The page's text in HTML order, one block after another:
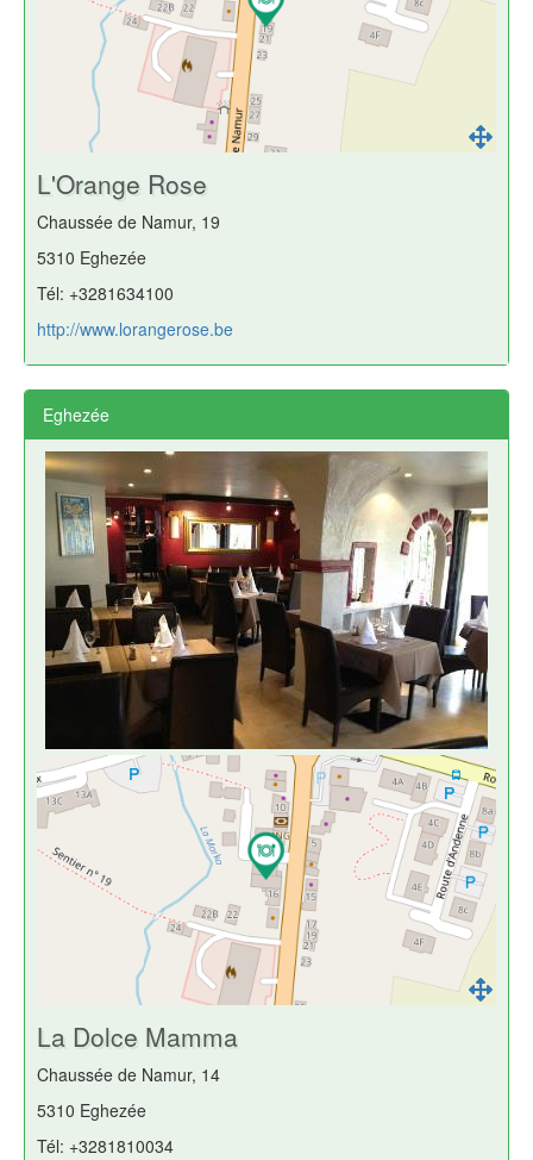
L'Orange Rose
Chaussée de Namur, 19
5310 Eghezée
Tél: +3281634100
http://www.lorangerose.be
Eghezée
La Dolce Mamma
Chaussée de Namur, 14
5310 Eghezée
Tél: +3281810034